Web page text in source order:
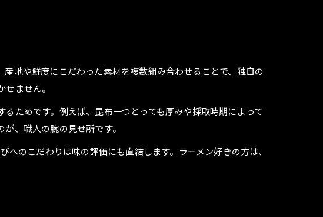
を解説
験
共有
力
地や鮮度にこだわった素材を複数組み合わせることで、独自の
ません。
ためです。例えば、昆布一つとっても厚みや採取時期によって
、職人の腕の見せ所です。
のこだわりは味の評価にも直結します。ラーメン好きの方は、